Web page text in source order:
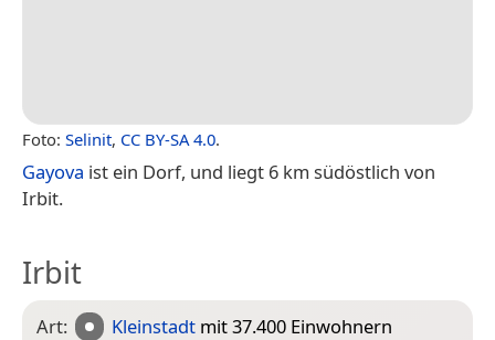
Foto: Selinit, CC BY-SA 4.0.
Gayova ist ein Dorf, und liegt 6 km südöstlich von
Irbit.
Irbit
Art: Kleinstadt mit 37.400 Einwohnern